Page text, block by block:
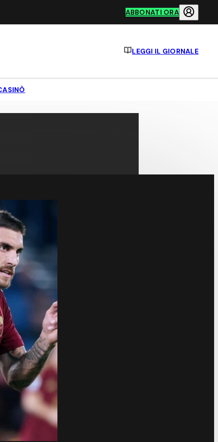
ABBONATI ORA
LEGGI IL GIORNALE